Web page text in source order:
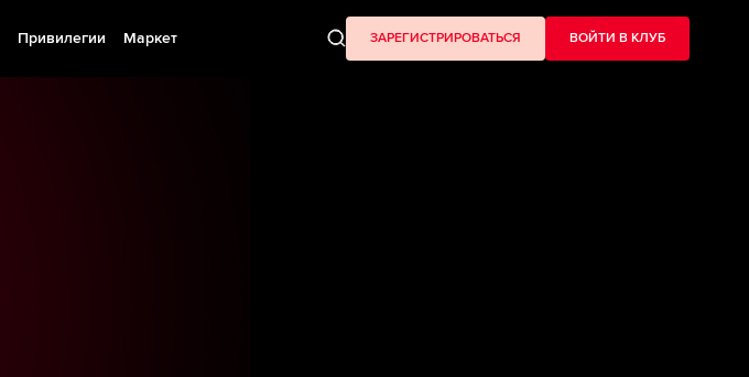
Привилегии Маркет ЗАРЕГИСТРИРОВАТЬСЯ ВОЙТИ В КЛУБ